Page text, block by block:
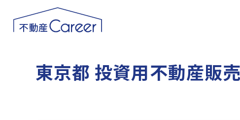
東京都 投資用不動産販